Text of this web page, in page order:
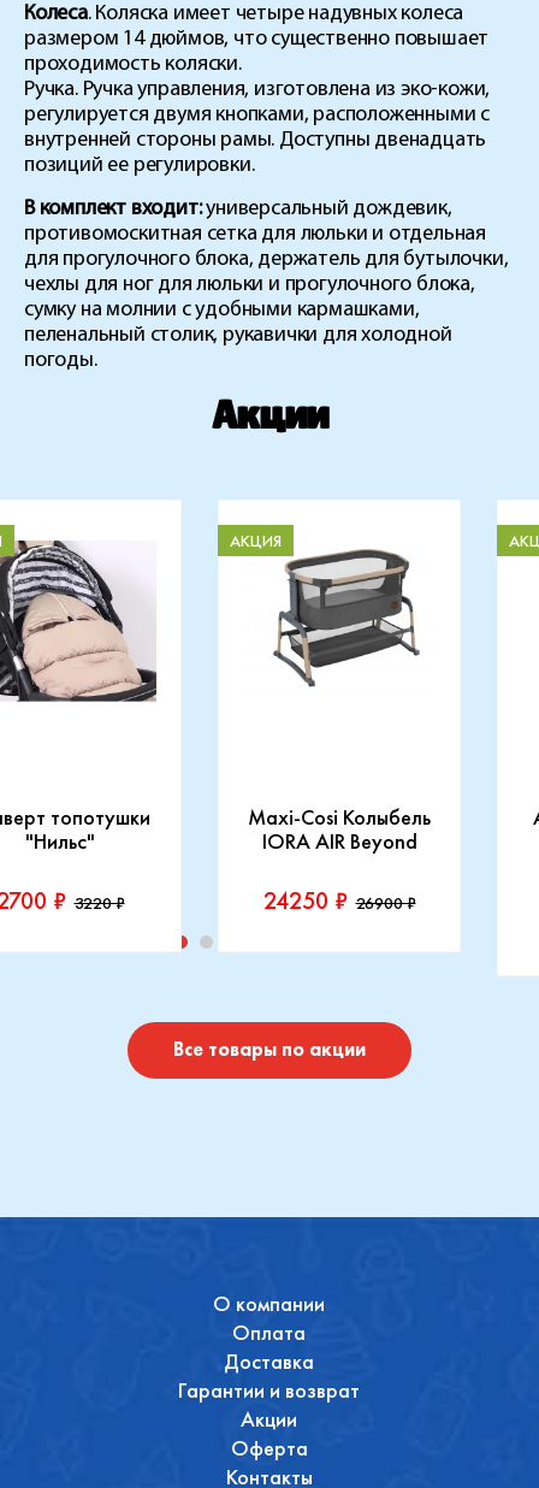
Колеса. Коляска имеет четыре надувных колеса
размером 14 дюймов, что существенно повышает
проходимость коляски.
Ручка. Ручка управления, изготовлена из эко-кожи,
регулируется двумя кнопками, расположенными с
внутренней стороны рамы. Доступны двенадцать
позиций ее регулировки.
В комплект входит:универсальный дождевик,
противомоскитная сетка для люльки и отдельная
для прогулочного блока, держатель для бутылочки,
чехлы для ног для люльки и прогулочного блока,
сумку на молнии с удобными кармашками,
пеленальный столик, рукавички для холодной
погоды.
Акции
топотушки
"Нильс"
₽ 3220 ₽
Maxi-Cosi Колыбель
IORA AIR Beyond
АКЦИЯ
24250 ₽ 26900 ₽
Производитель::
Купить
Все товары по акции
О компании
Оплата
Доставка
Гарантии и возврат
Акции
Оферта
Контакты